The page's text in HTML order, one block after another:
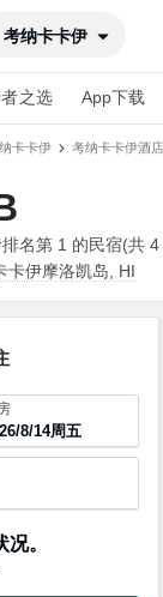
考纳卡卡伊
之选 App下载
卡卡伊 考纳卡卡伊酒店
名第 1 的民宿(共 4
卡伊摩洛凯岛, HI
/8/14周五
。